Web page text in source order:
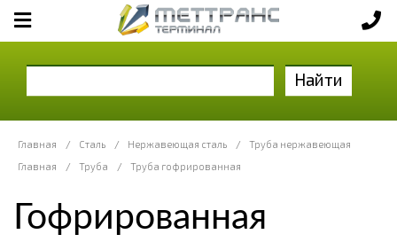
Найти
Главная / Сталь / Нержавеющая сталь /
Труба нержавеющая
Главная
/ Труба / Труба гофрированная
Гофрированная